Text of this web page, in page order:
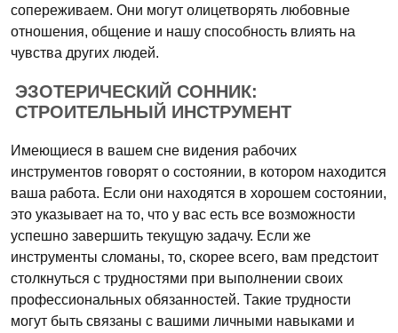
сопереживаем. Они могут олицетворять любовные
отношения, общение и нашу способность влиять на
чувства других людей.
ЭЗОТЕРИЧЕСКИЙ СОННИК:
СТРОИТЕЛЬНЫЙ ИНСТРУМЕНТ
Имеющиеся в вашем сне видения рабочих
инструментов говорят о состоянии, в котором находится
ваша работа. Если они находятся в хорошем состоянии,
это указывает на то, что у вас есть все возможности
успешно завершить текущую задачу. Если же
инструменты сломаны, то, скорее всего, вам предстоит
столкнуться с трудностями при выполнении своих
профессиональных обязанностей. Такие трудности
могут быть связаны с вашими личными навыками и